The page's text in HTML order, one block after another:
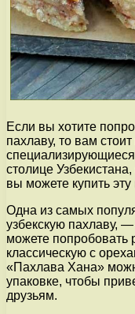
Если вы хотите
пахлаву, то вам
столице
вы можете купить эту
Одна из самых
узбекскую пахлаву,
можете
классическую с
«Пахлава Хана»
упаковке, чтобы
друзьям.